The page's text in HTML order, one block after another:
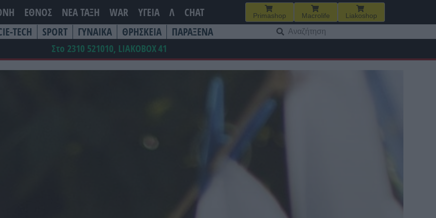
ΕΘΝΟΣ ΝΕΑ ΤΆΞΗ WAR ΥΓΕΙΑ Λ CHAT Primashop Macrolife Liakoshop
TECH SPORT ΓΥΝΑΙΚΑ ΘΡΗΣΚΕΙΑ ΠΑΡΑΞΕΝΑ
για:
Στο 2310 521010, LIAKOBOX41